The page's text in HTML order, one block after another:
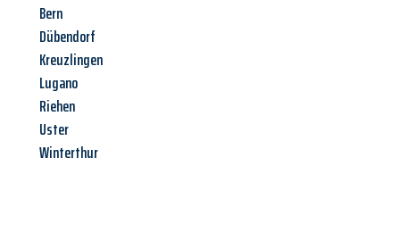
Bern
Dübendorf
Kreuzlingen
Lugano
Riehen
Uster
Winterthur